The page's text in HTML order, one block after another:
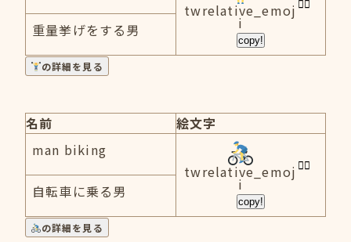
twrelative_emoj
i
copy!
重量挙げをする男
の詳細を見る
名前
絵文字
man biking
twrelative_emoj
i
copy!
自転車に乗る男
の詳細を見る